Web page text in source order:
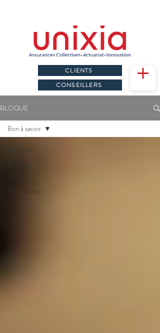
CONSEILLERS
CLIENTS
BLOGUE
All Posts
Régimes
Bon à savoir
Bon à savoir